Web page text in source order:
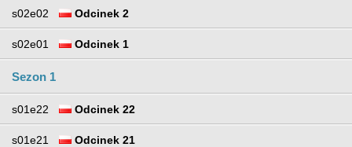
s02e02 Odcinek 2
s02e01 Odcinek 1
Sezon 1
s01e22 Odcinek 22
s01e21 Odcinek 21